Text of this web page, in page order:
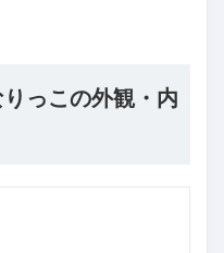
っこの外観・内